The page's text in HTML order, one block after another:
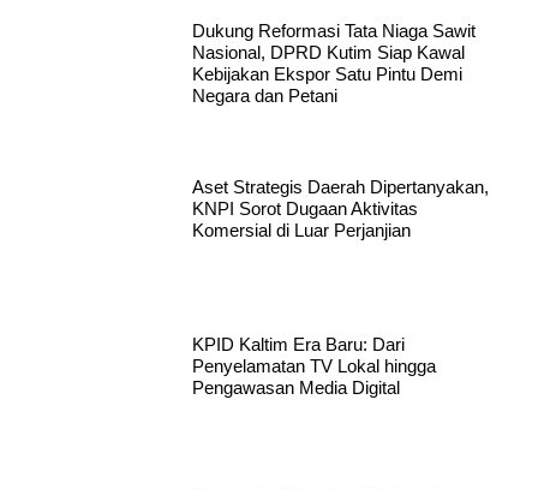
Dukung Reformasi Tata Niaga Sawit
Nasional, DPRD Kutim Siap Kawal
Kebijakan Ekspor Satu Pintu Demi
Negara dan Petani
Aset Strategis Daerah Dipertanyakan,
KNPI Sorot Dugaan Aktivitas
Komersial di Luar Perjanjian
KPID Kaltim Era Baru: Dari
Penyelamatan TV Lokal hingga
Pengawasan Media Digital